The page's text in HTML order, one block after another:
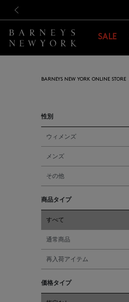
SALE
BARNEYS NEW YORK ONLINE STORE
性別
ウィメンズ
メンズ
その他
商品タイプ
すべて
通常商品
再入荷アイテム
価格タイプ